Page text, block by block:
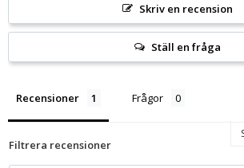
Skriv en recension
Ställ en fråga
Recensioner Frågor
Filtrera recensioner